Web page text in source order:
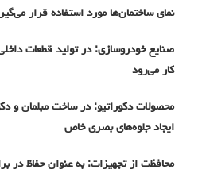
نمای ساختمان‌ها مورد استفاده قرار
صنایع خودروسازی: در تولید قطعات
کار می‌رود
محصولات دکوراتیو: در ساخت مبلمان و
ایجاد جلوه‌های بصری خاص
محافظت از تجهیزات: به عنوان حفاظ در